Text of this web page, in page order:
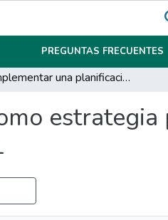
PREGUNTAS FRECUENTES
Implementar una planificación tributaria como estrategia para reducir la carga impositiva en A.J. & J.A Redolfi S.R.L
estrategia